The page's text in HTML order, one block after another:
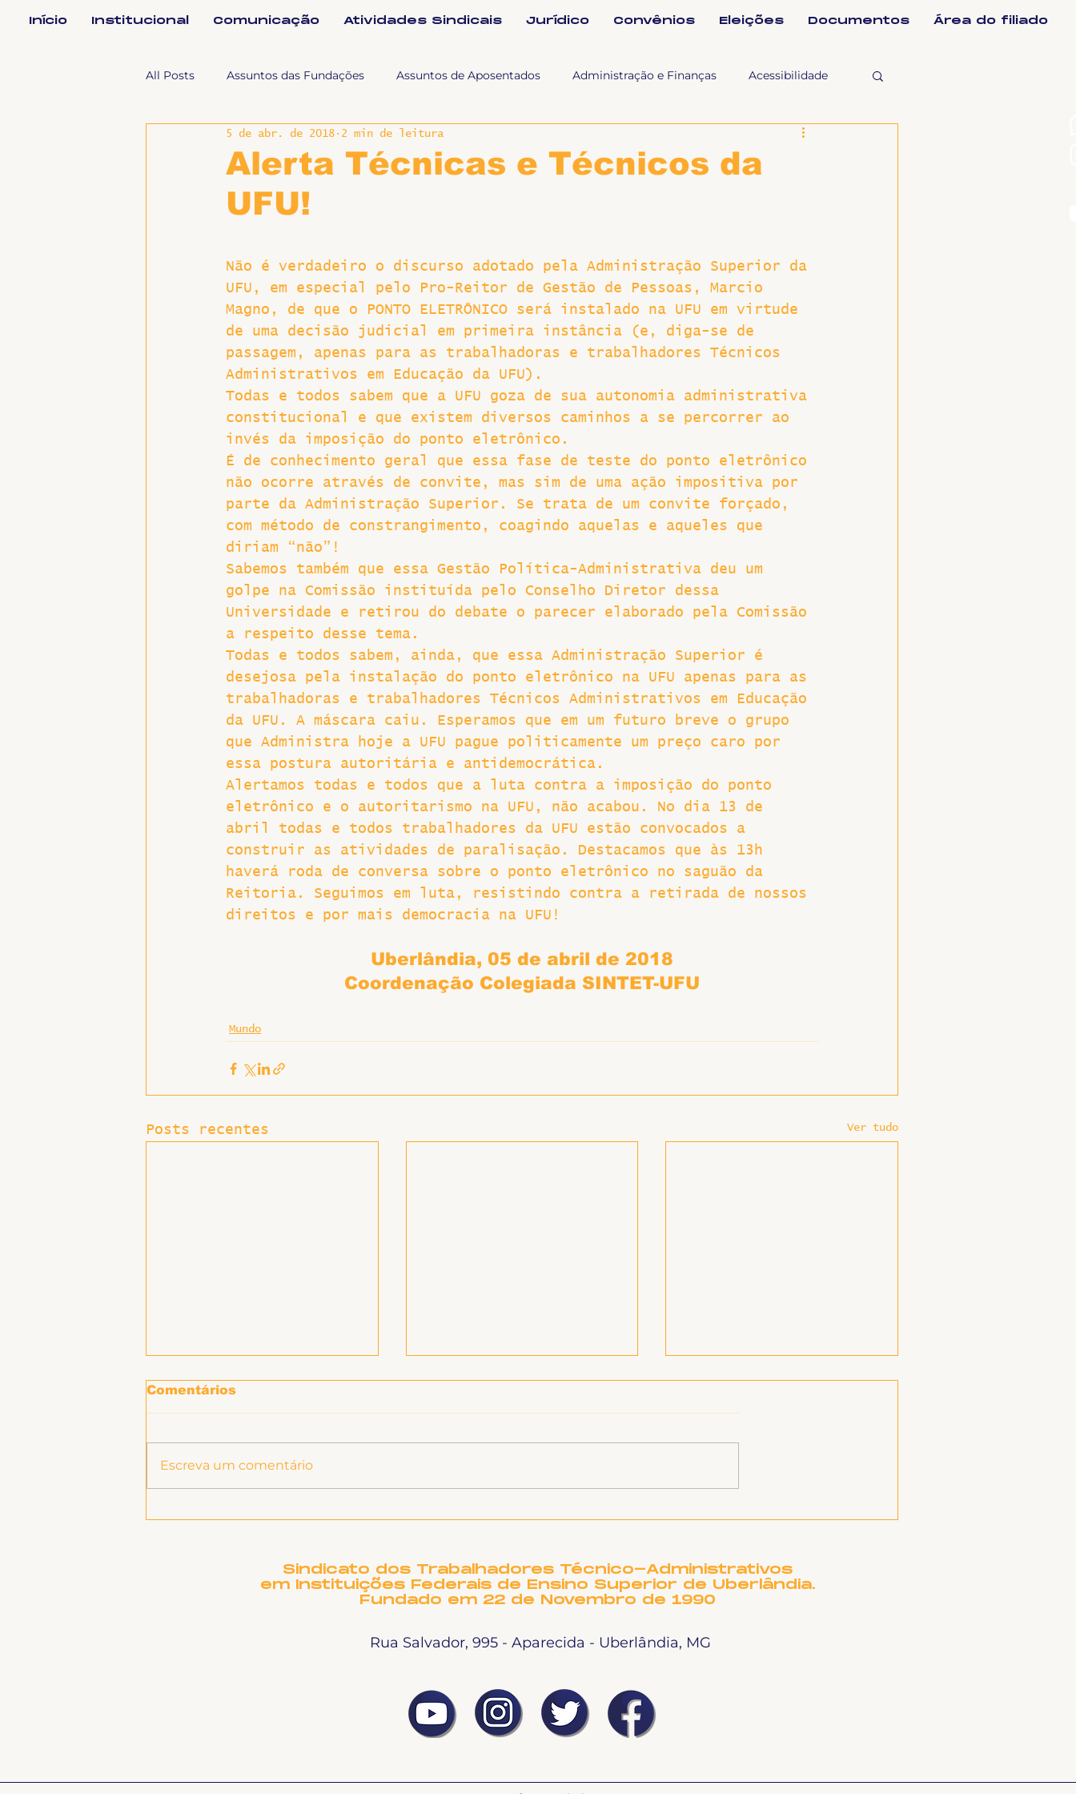
Início Institucional Comunicação Atividades Sindicais Jurídico Convênios Eleições Documentos Área do filiado
All Posts Assuntos das Fundações Assuntos de Aposentados Administração e Finanças Acessibilidade
Assuntos Jurídicos e Relação de Tra Fala SINTET-UFU
Efetivos
Notícias Imprensa e comunicação Politicas Socias Antirracismo Suplentes
Sem categoria Slider Nova Sintet News Suplentes Você Sabia Divulgações
Hospitais e Saúde Pública Greve
Alerta Técnicas e Técnicos da
UFU!
5 de abr. de 2018 2 min de leitura
Não é verdadeiro o discurso adotado pela Administração Superior da
UFU, em especial pelo Pro-Reitor de Gestão de Pessoas, Marcio
Magno, de que o PONTO ELETRÔNICO será instalado na UFU em virtude
de uma decisão judicial em primeira instância (e, diga-se de
passagem, apenas para as trabalhadoras e trabalhadores Técnicos
Administrativos em Educação da UFU).
Todas e todos sabem que a UFU goza de sua autonomia administrativa
constitucional e que existem diversos caminhos a se percorrer ao
invés da imposição do ponto eletrônico.
É de conhecimento geral que essa fase de teste do ponto eletrônico
não ocorre através de convite, mas sim de uma ação impositiva por
parte da Administração Superior. Se trata de um convite forçado,
com método de constrangimento, coagindo aquelas e aqueles que
diriam “não”!
Sabemos também que essa Gestão Política-Administrativa deu um
golpe na Comissão instituída pelo Conselho Diretor dessa
Universidade e retirou do debate o parecer elaborado pela Comissão
a respeito desse tema.
Todas e todos sabem, ainda, que essa Administração Superior é
desejosa pela instalação do ponto eletrônico na UFU apenas para as
trabalhadoras e trabalhadores Técnicos Administrativos em Educação
da UFU. A máscara caiu. Esperamos que em um futuro breve o grupo
que Administra hoje a UFU pague politicamente um preço caro por
essa postura autoritária e antidemocrática.
Alertamos todas e todos que a luta contra a imposição do ponto
eletrônico e o autoritarismo na UFU, não acabou. No dia 13 de
abril todas e todos trabalhadores da UFU estão convocados a
construir as atividades de paralisação. Destacamos que às 13h
haverá roda de conversa sobre o ponto eletrônico no saguão da
Reitoria. Seguimos em luta, resistindo contra a retirada de nossos
direitos e por mais democracia na UFU!
Uberlândia, 05 de abril de 2018
Coordenação Colegiada SINTET-UFU
Mundo
Posts recentes Ver tudo
hospitais cubanos
Comentários
Escreva um comentário
Sindicato dos Trabalhadores Técnico-Administrativos
em Instituições Federais de Ensino Superior de Uberlândia.
Fundado em 22 de Novembro de 1990
Rua Salvador, 995 - Aparecida - Uberlândia, MG